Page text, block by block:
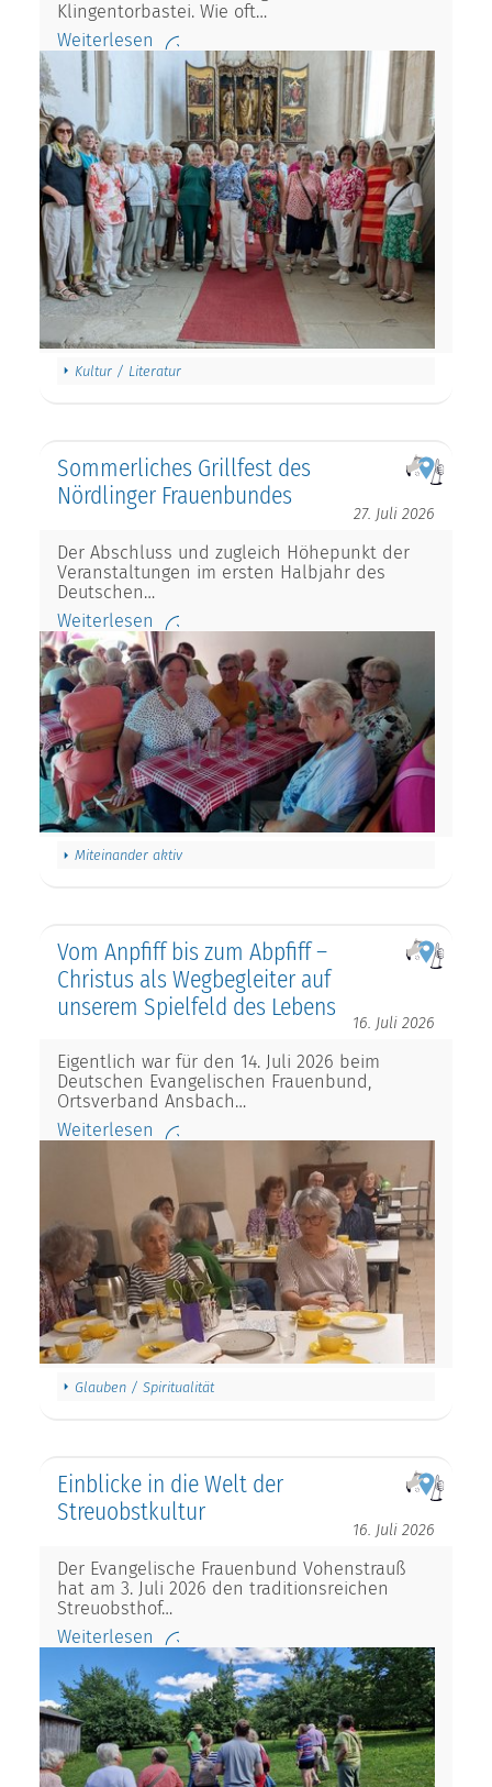
Klingentorbastei. Wie oft…
Weiterlesen
Kultur / Literatur
Sommerliches Grillfest des
Nördlinger Frauenbundes
27. Juli 2026
Der Abschluss und zugleich Höhepunkt der
Veranstaltungen im ersten Halbjahr des
Deutschen…
Weiterlesen
Miteinander aktiv
Vom Anpfiff bis zum Abpfiff –
Christus als Wegbegleiter auf
unserem Spielfeld des Lebens
16. Juli 2026
Eigentlich war für den 14. Juli 2026 beim
Deutschen Evangelischen Frauenbund,
Ortsverband Ansbach…
Weiterlesen
Glauben / Spiritualität
Einblicke in die Welt der
Streuobstkultur
16. Juli 2026
Der Evangelische Frauenbund Vohenstrauß
hat am 3. Juli 2026 den traditionsreichen
Streuobsthof…
Weiterlesen